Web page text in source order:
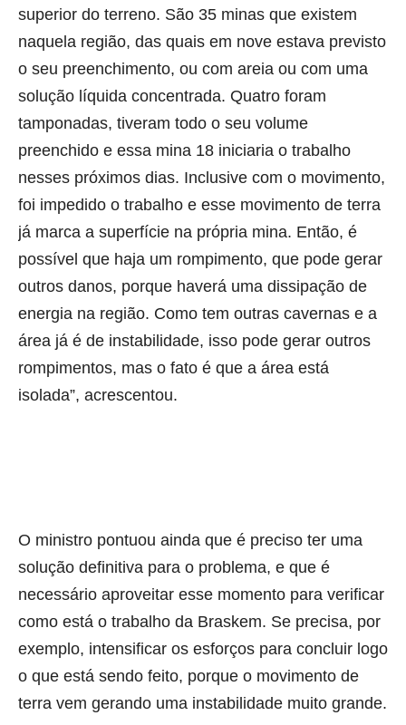
superior do terreno. São 35 minas que existem
naquela região, das quais em nove estava previsto
o seu preenchimento, ou com areia ou com uma
solução líquida concentrada. Quatro foram
tamponadas, tiveram todo o seu volume
preenchido e essa mina 18 iniciaria o trabalho
nesses próximos dias. Inclusive com o movimento,
foi impedido o trabalho e esse movimento de terra
já marca a superfície na própria mina. Então, é
possível que haja um rompimento, que pode gerar
outros danos, porque haverá uma dissipação de
energia na região. Como tem outras cavernas e a
área já é de instabilidade, isso pode gerar outros
rompimentos, mas o fato é que a área está
isolada”, acrescentou.
O ministro pontuou ainda que é preciso ter uma
solução definitiva para o problema, e que é
necessário aproveitar esse momento para verificar
como está o trabalho da Braskem. Se precisa, por
exemplo, intensificar os esforços para concluir logo
o que está sendo feito, porque o movimento de
terra vem gerando uma instabilidade muito grande.